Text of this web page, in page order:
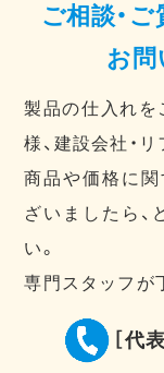
ご相談・
お問
製品の仕入れを
様、建設会社・
商品や価格に関
ざいましたら、
い。
専門スタッフが
［代表